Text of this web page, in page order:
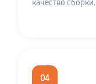
качество сборки.
04